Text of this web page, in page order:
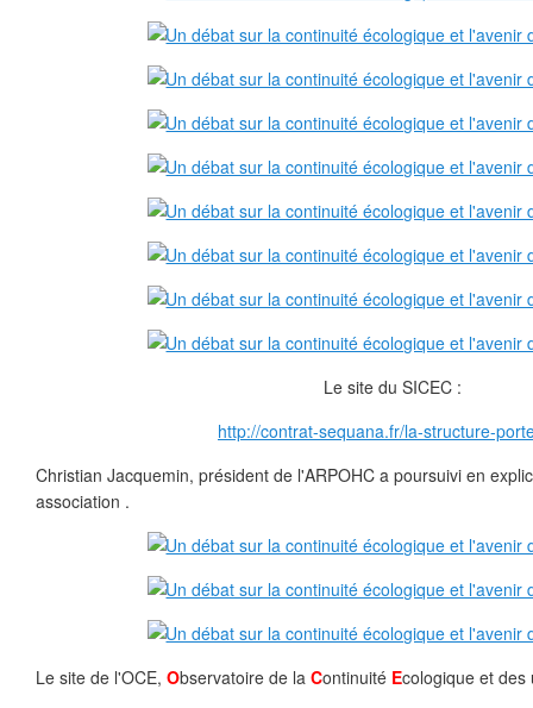
Le site du SICEC :
http://contrat-sequana.fr/la-structure-
Christian Jacquemin, président de l'ARPOHC a poursuivi en
association .
Le site de l'OCE, Observatoire de la Continuité Ecologique et des